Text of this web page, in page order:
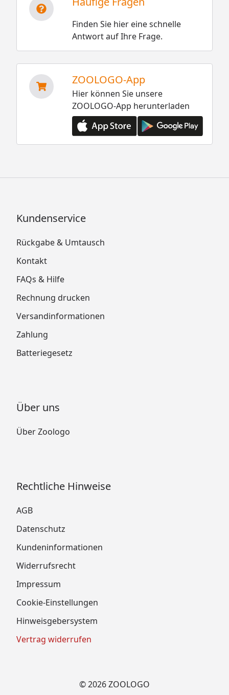
Finden Sie hier eine schnelle
Antwort auf Ihre Frage.
ZOOLOGO-App
Hier können Sie unsere
ZOOLOGO-App herunterladen
Kundenservice
Rückgabe & Umtausch
Kontakt
FAQs & Hilfe
Rechnung drucken
Versandinformationen
Zahlung
Batteriegesetz
Über uns
Über Zoologo
Rechtliche Hinweise
AGB
Datenschutz
Kundeninformationen
Widerrufsrecht
Impressum
Cookie-Einstellungen
Hinweisgebersystem
Vertrag widerrufen
© 2026 ZOOLOGO